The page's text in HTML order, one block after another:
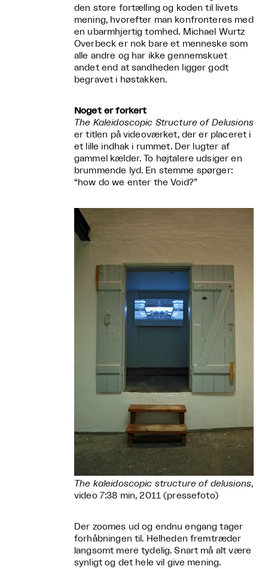
den store fortælling og koden til livets
mening, hvorefter man konfronteres med
en ubarmhjertig tomhed. Michael Wurtz
Overbeck er nok bare et menneske som
alle andre og har ikke gennemskuet
andet end at sandheden ligger godt
begravet i høstakken.
Noget er forkert
The Kaleidoscopic Structure of Delusions
er titlen på videoværket, der er placeret i
et lille indhak i rummet. Der lugter af
gammel kælder. To højtalere udsiger en
brummende lyd. En stemme spørger:
“how do we enter the Void?”
The kaleidoscopic structure of delusions,
video 7:38 min, 2011 (pressefoto)
Der zoomes ud og endnu engang tager
forhåbningen til. Helheden fremtræder
langsomt mere tydelig. Snart må alt være
synligt og det hele vil give mening.